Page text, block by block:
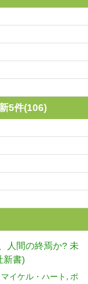
5件(106)
人間の終焉か? 未
新書)
マイケル・ハート
ポ